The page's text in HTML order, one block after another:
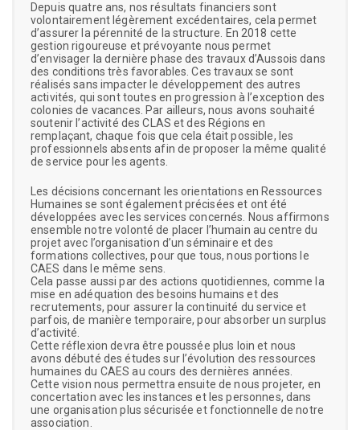
Depuis quatre ans, nos résultats financiers sont
volontairement légèrement excédentaires, cela permet
d’assurer la pérennité de la structure. En 2018 cette
gestion rigoureuse et prévoyante nous permet
d’envisager la dernière phase des travaux d’Aussois dans
des conditions très favorables. Ces travaux se sont
réalisés sans impacter le développement des autres
activités, qui sont toutes en progression à l’exception des
colonies de vacances. Par ailleurs, nous avons souhaité
soutenir l’activité des CLAS et des Régions en
remplaçant, chaque fois que cela était possible, les
professionnels absents afin de proposer la même qualité
de service pour les agents.
Les décisions concernant les orientations en Ressources
Humaines se sont également précisées et ont été
développées avec les services concernés. Nous affirmons
ensemble notre volonté de placer l’humain au centre du
projet avec l’organisation d’un séminaire et des
formations collectives, pour que tous, nous portions le
CAES dans le même sens.
Cela passe aussi par des actions quotidiennes, comme la
mise en adéquation des besoins humains et des
recrutements, pour assurer la continuité du service et
parfois, de manière temporaire, pour absorber un surplus
d’activité.
Cette réflexion devra être poussée plus loin et nous
avons débuté des études sur l’évolution des ressources
humaines du CAES au cours des dernières années.
Cette vision nous permettra ensuite de nous projeter, en
concertation avec les instances et les personnes, dans
une organisation plus sécurisée et fonctionnelle de notre
association.